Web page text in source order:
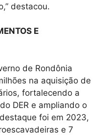
destacou.
E
de Rondônia
na aquisição de
fortalecendo a
DER e ampliando o
foi em 2023,
e 7